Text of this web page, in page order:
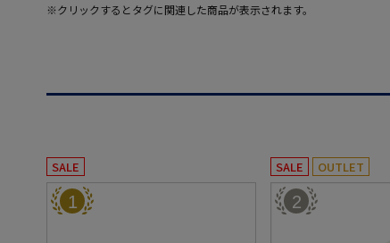
※クリックするとタグに関連した商品が表示されます。
SALE
1
SALE OUTLET
2